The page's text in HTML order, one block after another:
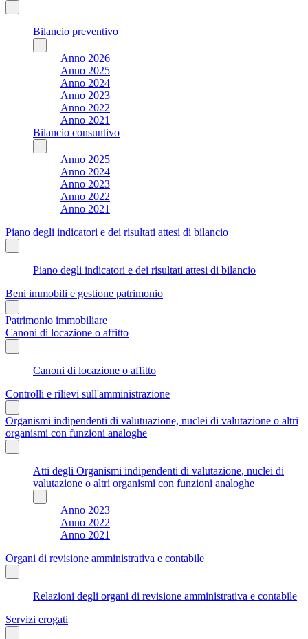
Bilancio preventivo
Anno 2026
Anno 2025
Anno 2024
Anno 2023
Anno 2022
Anno 2021
Bilancio consuntivo
Anno 2025
Anno 2024
Anno 2023
Anno 2022
Anno 2021
Piano degli indicatori e dei risultati attesi di bilancio
Piano degli indicatori e dei risultati attesi di bilancio
Beni immobili e gestione patrimonio
Patrimonio immobiliare
Canoni di locazione o affitto
Canoni di locazione o affitto
Controlli e rilievi sull'amministrazione
Organismi indipendenti di valutuazione, nuclei di valutazione o altri
organismi con funzioni analoghe
Atti degli Organismi indipendenti di valutazione, nuclei di
valutazione o altri organismi con funzioni analoghe
Anno 2023
Anno 2022
Anno 2021
Organi di revisione amministrativa e contabile
Relazioni degli organi di revisione amministrativa e contabile
Servizi erogati